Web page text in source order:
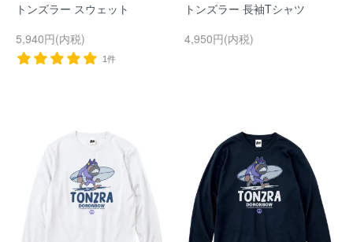
トンズラー スウェット
5,940円(内税)
1件
トンズラー 長袖Tシャツ
4,950円(内税)